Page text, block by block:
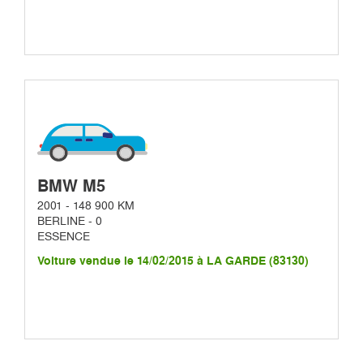
BMW M5
2001 - 148 900 KM
BERLINE - 0
ESSENCE
Voiture vendue le 14/02/2015 à LA GARDE (83130)